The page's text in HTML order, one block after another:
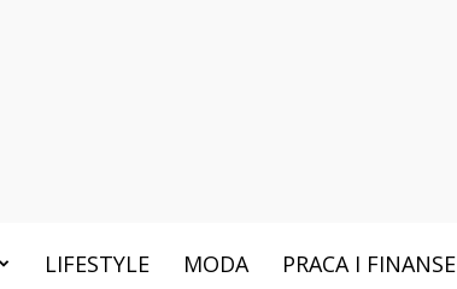
LIFESTYLE MODA PRACA I FINANSE